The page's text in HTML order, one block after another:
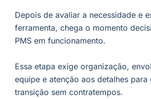
Depois de avaliar a necessidade e
ferramenta, chega o momento
PMS em funcionamento.
Essa etapa exige organização,
equipe e atenção aos detalhes para
transição sem contratempos.